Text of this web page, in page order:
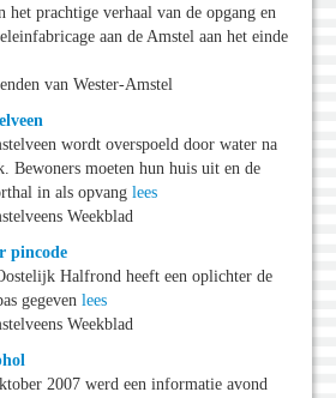
het prachtige verhaal van de opgang en
aan de Amstel aan het einde
van Wester-Amstel
wordt overspoeld door water na
Bewoners moeten hun huis uit en de
in als opvang lees
Weekblad
pincode
Halfrond heeft een oplichter de
gegeven lees
Weekblad
2007 werd een informatie avond